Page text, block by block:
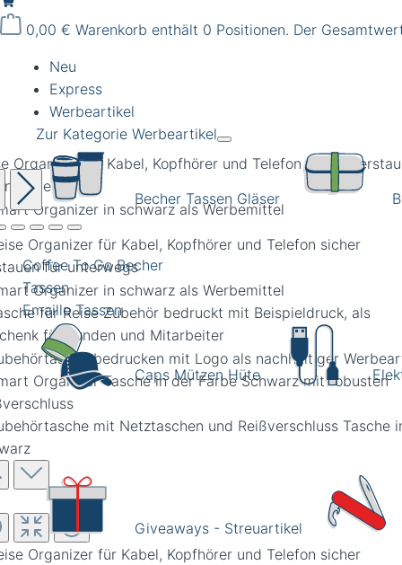
0,00 € Warenkorb enthält 0 Positionen. Der
Neu
Express
Werbeartikel
Zur Kategorie Werbeartikel
Becher Tassen Gläser
Coffee To Go Becher
Tassen
Emaille Tassen
Caps Mützen Hüte
Giveaways - Streuartikel
Organizer für Kabel, Kopfhörer und Telefon sicher